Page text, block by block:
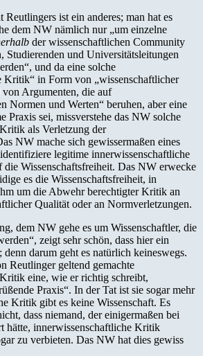
Reutlingers ist ein anderes; man hat es
dem NW nämlich nur „um einzelne
der wissenschaftlichen Community
Studierenden und Universitätsleitungen
und da eine solche
Kritik“ in Form von „wissenschaftlicher
Argumenten, die auf
Normen und Werten“ beruhen, aber eine
Praxis sei, missverstehe das NW solche
als Verletzung der
NW mache sich gewissermaßen eines
legitime innerwissenschaftliche
Wissenschaftsfreiheit. Das NW erwecke
es die Wissenschaftsfreiheit, in
um die Abwehr berechtigter Kritik an
Qualität oder an Normverletzungen.
dem NW gehe es um Wissenschaftler, die
zeigt sehr schön, dass hier ein
darum geht es natürlich keineswegs.
Reutlinger geltend gemachte
eine, wie er richtig schreibt,
Praxis“. In der Tat ist sie sogar mehr
Kritik gibt es keine Wissenschaft. Es
dass niemand, der einigermaßen bei
hätte, innerwissenschaftliche Kritik
zu verbieten. Das NW hat dies gewiss